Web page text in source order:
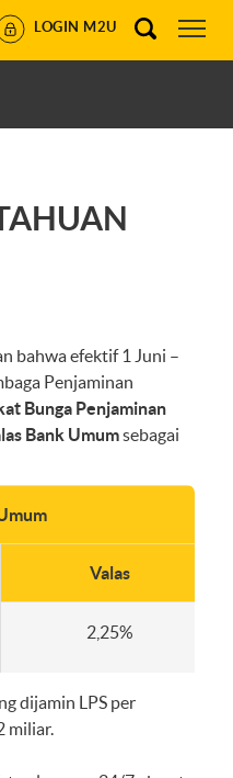
LOGIN M2U
bahwa efektif 1 Juni –
Penjaminan
Bunga Penjaminan
Bank Umumsebagai
Valas
2,25%
dijamin LPS per
miliar.